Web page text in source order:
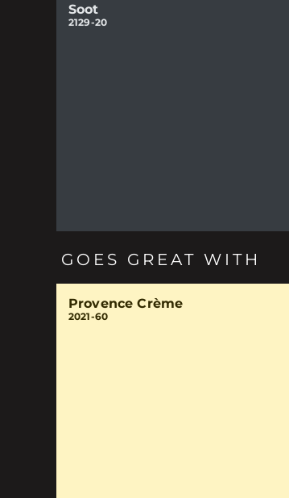
Soot
2129-20
GOES GREAT WITH
Provence Crème
2021-60